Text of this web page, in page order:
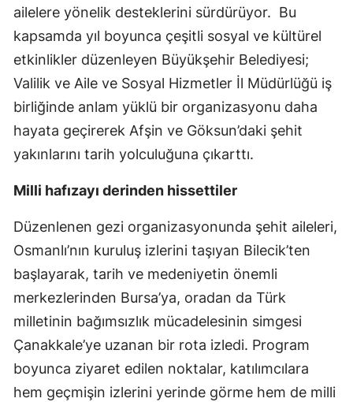
ailelere yönelik desteklerini sürdürüyor. Bu
kapsamda yıl boyunca çeşitli sosyal ve kültürel
etkinlikler düzenleyen Büyükşehir Belediyesi;
Valilik ve Aile ve Sosyal Hizmetler İl Müdürlüğü iş
birliğinde anlam yüklü bir organizasyonu daha
hayata geçirerek Afşin ve Göksun’daki şehit
yakınlarını tarih yolculuğuna çıkarttı.
Milli hafızayı derinden hissettiler
Düzenlenen gezi organizasyonunda şehit aileleri,
Osmanlı’nın kuruluş izlerini taşıyan Bilecik’ten
başlayarak, tarih ve medeniyetin önemli
merkezlerinden Bursa’ya, oradan da Türk
milletinin bağımsızlık mücadelesinin simgesi
Çanakkale’ye uzanan bir rota izledi. Program
boyunca ziyaret edilen noktalar, katılımcılara
hem geçmişin izlerini yerinde görme hem de milli